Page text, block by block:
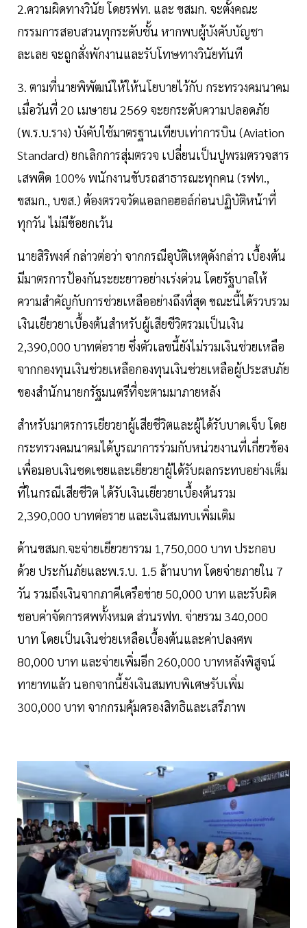
2.ความผิดทางวินัย โดยรฟท. และ ขสมก. จะตั้งคณะ
กรรมการสอบสวนทุกระดับชั้น หากพบผู้บังคับบัญชา
ละเลย จะถูกสั่งพักงานและรับโทษทางวินัยทันที
3. ตามที่นายพิพัฒน์ให้ให้นโยบายไว้กับ กระทรวงคมนาคม
เมื่อวันที่ 20 เมษายน 2569 จะยกระดับความปลอดภัย
(พ.ร.บ.ราง) บังคับใช้มาตรฐานเทียบเท่าการบิน (Aviation
Standard) ยกเลิกการสุ่มตรวจ เปลี่ยนเป็นปูพรมตรวจสาร
เสพติด 100% พนักงานขับรถสาธารณะทุกคน (รฟท.,
ขสมก., บขส.) ต้องตรวจวัดแอลกอฮอล์ก่อนปฏิบัติหน้าที่
ทุกวัน ไม่มีข้อยกเว้น
นายสิริพงศ์ กล่าวต่อว่า จากกรณีอุบัติเหตุดังกล่าว เบื้องต้น
มีมาตรการป้องกันระยะยาวอย่างเร่งด่วน โดยรัฐบาลให้
ความสำคัญกับการช่วยเหลืออย่างถึงที่สุด ขณะนี้ได้รวบรวม
เงินเยียวยาเบื้องต้นสำหรับผู้เสียชีวิตรวมเป็นเงิน
2,390,000 บาทต่อราย ซึ่งตัวเลขนี้ยังไม่รวมเงินช่วยเหลือ
จากกองทุนเงินช่วยเหลือกองทุนเงินช่วยเหลือผู้ประสบภัย
ของสำนักนายกรัฐมนตรีที่จะตามมาภายหลัง
สำหรับมาตรการเยียวยาผู้เสียชีวิตและผู้ได้รับบาดเจ็บ โดย
กระทรวงคมนาคมได้บูรณาการร่วมกับหน่วยงานที่เกี่ยวข้อง
เพื่อมอบเงินชดเชยและเยียวยาผู้ได้รับผลกระทบอย่างเต็ม
ที่ในกรณีเสียชีวิต ได้รับเงินเยียวยาเบื้องต้นรวม
2,390,000 บาทต่อราย และเงินสมทบเพิ่มเติม
ด้านขสมก.จะจ่ายเยียวยารวม 1,750,000 บาท ประกอบ
ด้วย ประกันภัยและพ.ร.บ. 1.5 ล้านบาท โดยจ่ายภายใน 7
วัน รวมถึงเงินจากภาคีเครือข่าย 50,000 บาท และรับผิด
ชอบค่าจัดการศพทั้งหมด ส่วนรฟท. จ่ายรวม 340,000
บาท โดยเป็นเงินช่วยเหลือเบื้องต้นและค่าปลงศพ
80,000 บาท และจ่ายเพิ่มอีก 260,000 บาทหลังพิสูจน์
ทายาทแล้ว นอกจากนี้ยังเงินสมทบพิเศษรับเพิ่ม
300,000 บาท จากกรมคุ้มครองสิทธิและเสรีภาพ